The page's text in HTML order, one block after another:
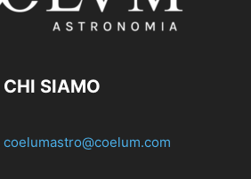
CHI SIAMO
coelumastro@coelum.com